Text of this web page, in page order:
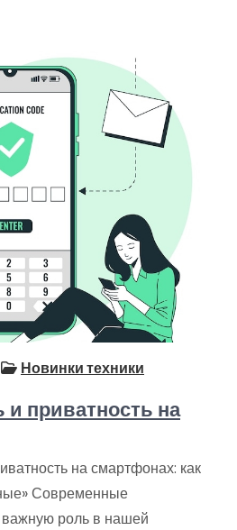
Новинки техники
и приватность на
на смартфонах: как
Современные
роль в нашей